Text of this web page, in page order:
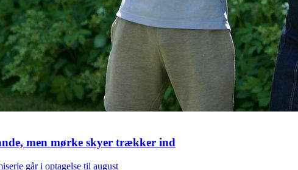
men mørke skyer trækker ind
går i optagelse til august